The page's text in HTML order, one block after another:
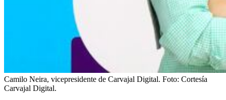
Camilo Neira, vicepresidente de Carvajal Digital. Foto: Cortesía
Carvajal Digital.